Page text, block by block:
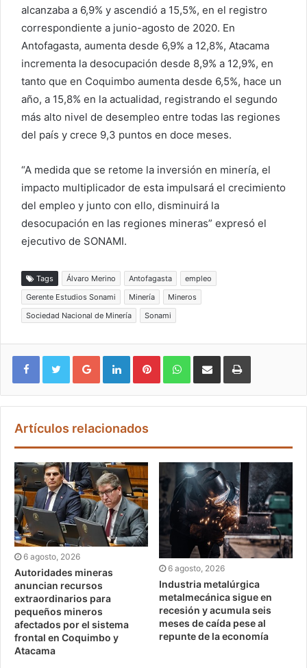
alcanzaba a 6,9% y ascendió a 15,5%, en el registro
correspondiente a junio-agosto de 2020. En
Antofagasta, aumenta desde 6,9% a 12,8%, Atacama
incrementa la desocupación desde 8,9% a 12,9%, en
tanto que en Coquimbo aumenta desde 6,5%, hace un
año, a 15,8% en la actualidad, registrando el segundo
más alto nivel de desempleo entre todas las regiones
del país y crece 9,3 puntos en doce meses.
“A medida que se retome la inversión en minería, el
impacto multiplicador de esta impulsará el crecimiento
del empleo y junto con ello, disminuirá la
desocupación en las regiones mineras” expresó el
ejecutivo de SONAMI.
Tags Álvaro Merino Antofagasta
empleo
Gerente Estudios Sonami
Minería
Mineros
Sociedad Nacional de Minería
Sonami
Google+ LinkedIn Pinterest WhatsApp
Artículos relacionados
6 agosto, 2026
Autoridades mineras
anuncian recursos
extraordinarios para
pequeños mineros
afectados por el sistema
frontal en Coquimbo y
Atacama
6 agosto, 2026
Industria metalúrgica
metalmecánica sigue en
recesión y acumula seis
meses de caída pese al
repunte de la economía